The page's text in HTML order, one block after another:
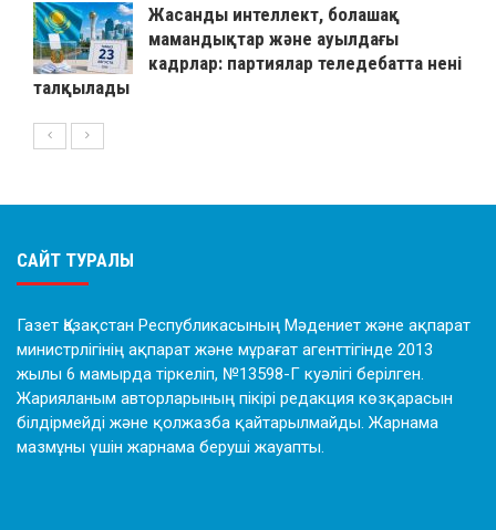
Жасанды интеллект, болашақ
мамандықтар және ауылдағы
кадрлар: партиялар теледебатта нені
талқылады
САЙТ ТУРАЛЫ
Газет Қазақстан Республикасының Мәдениет және ақпарат
министрлігінің ақпарат және мұрағат агенттігінде 2013
жылы 6 мамырда тіркеліп, №13598-Г куәлігі берілген.
Жарияланым авторларының пікірі редакция көзқарасын
білдірмейді және қолжазба қайтарылмайды. Жарнама
мазмұны үшін жарнама беруші жауапты.